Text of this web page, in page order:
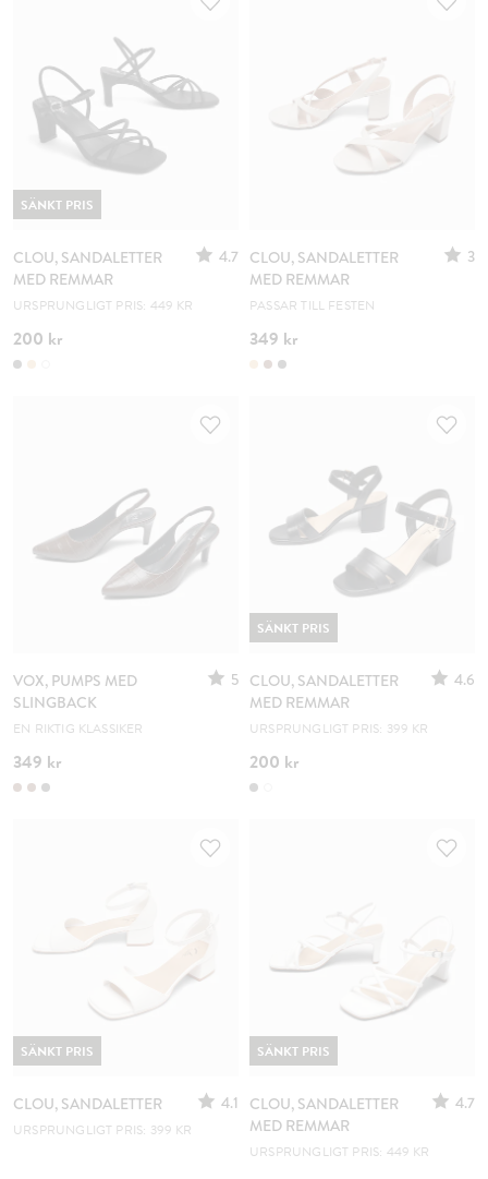
CLOU, SANDALETTER
MED REMMAR
4.7
URSPRUNGLIGT PRIS: 449 KR
200 kr
SÄNKT PRIS
CLOU, SANDALETTER
MED REMMAR
3
PASSAR TILL FESTEN
349 kr
VOX, PUMPS MED
SLINGBACK
5
EN RIKTIG KLASSIKER
349 kr
CLOU, SANDALETTER
MED REMMAR
4.6
URSPRUNGLIGT PRIS: 399 KR
200 kr
SÄNKT PRIS
CLOU, SANDALETTER 4.1
URSPRUNGLIGT PRIS: 399 KR
SÄNKT PRIS
CLOU, SANDALETTER
MED REMMAR
4.7
URSPRUNGLIGT PRIS: 449 KR
SÄNKT PRIS